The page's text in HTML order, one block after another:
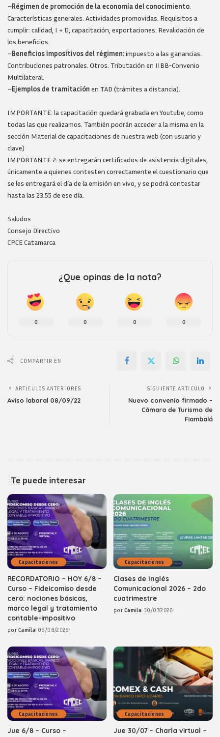
–Régimen de promoción de la economía del conocimiento
Características generales. Actividades promovidas. Requisitos a
cumplir: calidad, I + D, capacitación, exportaciones. Revalidación de
los beneficios.
–Beneficios impositivos del régimen:impuesto a las ganancias.
Contribuciones patronales. Otros. Tributación en IIBB-Convenio
Multilateral.
–Ejemplos de tramitación en TAD (trámites a distancia).
IMPORTANTE: la capacitación quedará grabada en Youtube, como
todas las que realizamos. También podrán acceder a la misma en la
sección Material de capacitaciones de nuestra web (con usuario y
clave)
IMPORTANTE 2: se entregarán certificados de asistencia digitales,
únicamente a quienes contesten correctamente el cuestionario que
se les entregará el día de la emisión en vivo, y se podrá contestar
hasta las 23.55 de ese día.
Saludos
Consejo Directivo
CPCE Catamarca
¿Que opinas de la nota?
0 0 0 0
COMPARTIR EN
ARTICULOS ANTERIORES
Aviso laboral 08/09/22
SIGUIENTE ARTICULO
Nuevo convenio firmado –
Cámara de Turismo de
Fiambalá
Te puede interesar
Capacitaciones
RECORDATORIO – HOY 6/8 –
Curso – Fideicomiso desde
cero: nociones básicas,
marco legal y tratamiento
contable-impositivo
Posted
por Camila 06/08/2026
Capacitaciones
Clases de Inglés
Comunicacional 2026 – 2do
cuatrimestre
Posted
por Camila 30/07/2026
Capacitaciones
Jue 6/8 – Curso –
Capacitaciones
Jue 30/07 – Charla virtual –